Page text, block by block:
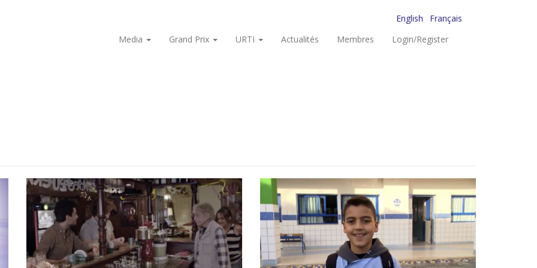
English
Français
Media
Grand Prix URTI Actualités Membres Login/Register